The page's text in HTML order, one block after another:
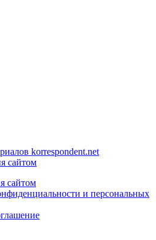
korrespondent.net
сайтом
сайтом
и персональных